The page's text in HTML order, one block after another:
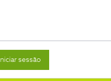
Iniciar sessão